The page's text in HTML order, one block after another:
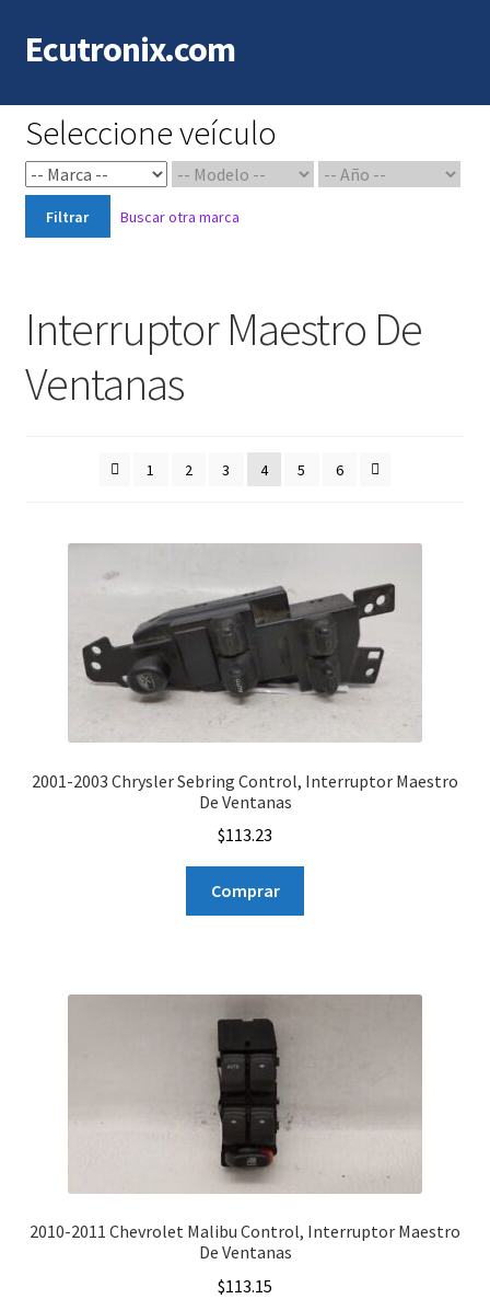
Saltar
a
Ir
al
Ecutronix.com
Seleccione veículo
Filtrar Buscar otra marca
Interruptor Maestro De
Ventanas
1 2 3 4 5 6
2001-2003 Chrysler Sebring Control, Interruptor Maestro
De Ventanas
$113.23
Comprar
2010-2011 Chevrolet Malibu Control, Interruptor Maestro
De Ventanas
$113.15